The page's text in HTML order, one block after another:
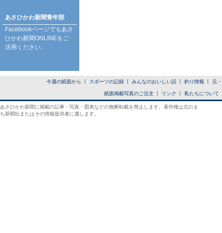
あさひかわ新聞青年部
Facebookページでもあさ
ひかわ新聞ONLINEをご
活用ください。
今週の紙面から スポーツの記録 みんなのおいしい話 釣り情報 元
紙面掲載写真のご注文 リンク 私たちについて
あさひかわ新聞に掲載の記事・写真・図表などの無断転載を禁止します。著作権は北のま
ち新聞社またはその情報提供者に属します。